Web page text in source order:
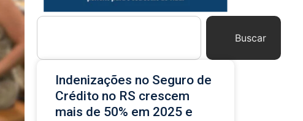
Buscar
Indenizações no Seguro de
Crédito no RS crescem
mais de 50% em 2025 e